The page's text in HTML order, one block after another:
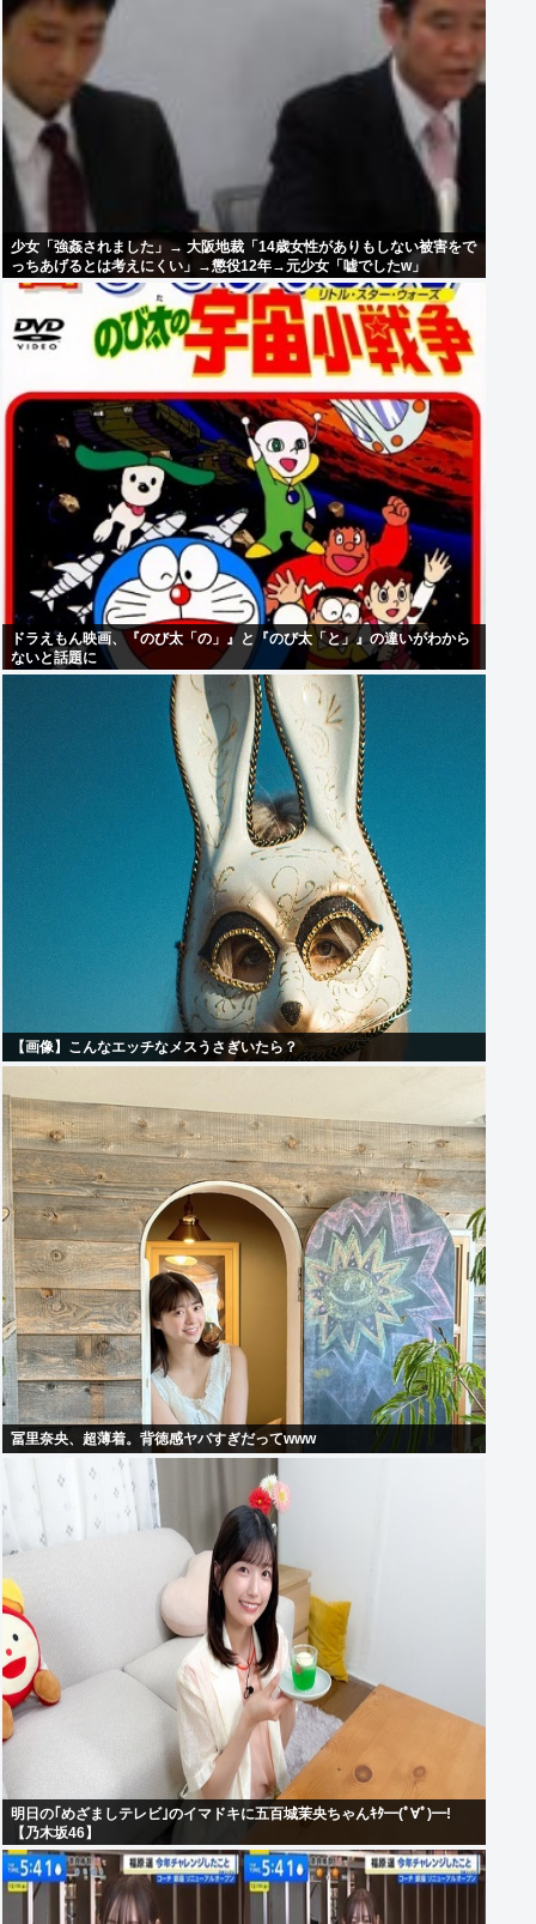
少女「強姦されました」→ 大阪地裁「14歳女性がありもしない被害をで
っちあげるとは考えにくい」→懲役12年→元少女「嘘でしたw」
ドラえもん映画、『のび太「の」』と『のび太「と」』の違いがわから
ないと話題に
【画像】こんなエッチなメスうさぎいたら？
冨里奈央、超薄着。背徳感ヤバすぎだってwww
明日の｢めざましテレビ｣のイマドキに五百城茉央ちゃんｷﾀ━(ﾟ∀ﾟ)━!
【乃木坂46】